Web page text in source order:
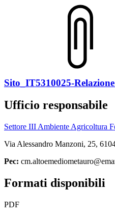
Sito_IT5310025-
Ufficio responsabile
Settore III Ambiente Agricoltura
Via Alessandro Manzoni, 25,
Pec:
Formati disponibili
PDF